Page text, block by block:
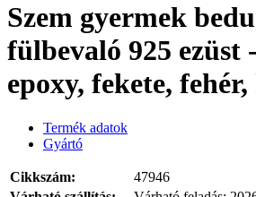
Szem gyermek
fülbevaló 925 ezüst
epoxy, fekete,
Termék adatok
Gyártó
Cikkszám:
47946